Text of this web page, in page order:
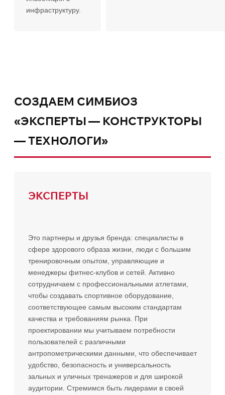
инфраструктуру.
СОЗДАЕМ СИМБИОЗ
«ЭКСПЕРТЫ — КОНСТРУКТОРЫ
— ТЕХНОЛОГИ»
ЭКСПЕРТЫ
Это партнеры и друзья бренда: специалисты в
сфере здорового образа жизни, люди с большим
тренировочным опытом, управляющие и
менеджеры фитнес-клубов и сетей. Активно
сотрудничаем с профессиональными атлетами,
чтобы создавать спортивное оборудование,
соответствующее самым высоким стандартам
качества и требованиям рынка. При
проектировании мы учитываем потребности
пользователей с различными
антропометрическими данными, что обеспечивает
удобство, безопасность и универсальность
зальных и уличных тренажеров и для широкой
аудитории. Стремимся быть лидерами в своей